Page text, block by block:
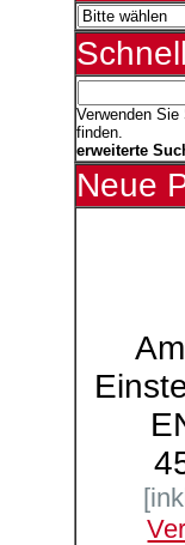
Verwenden
finden.
erweiterte
Neue